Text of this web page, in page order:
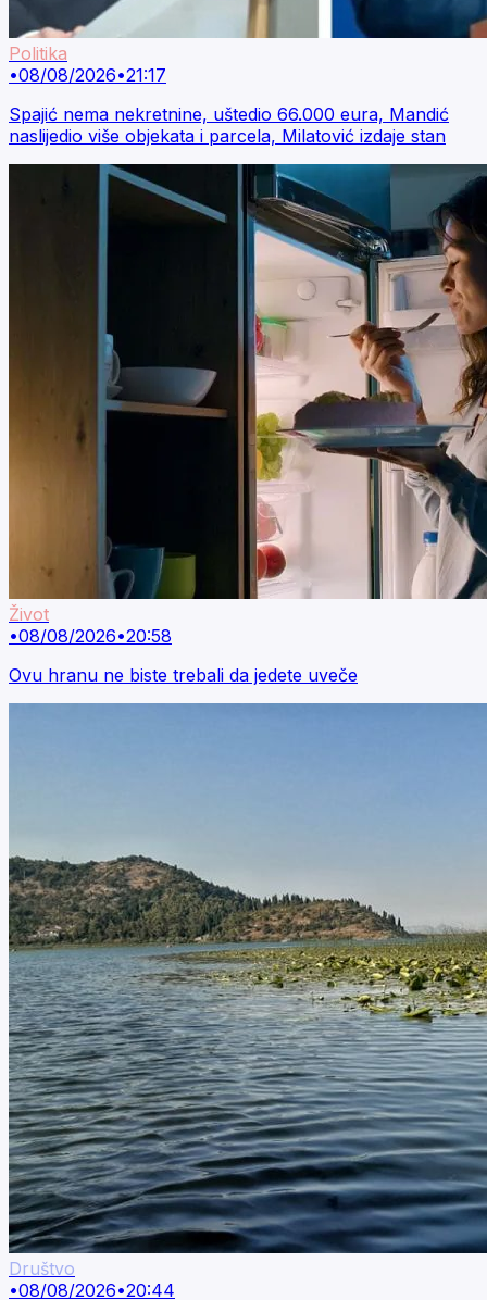
Politika
•08/08/2026•21:17
Spajić nema nekretnine, uštedio 66.000 eura, Mandić
naslijedio više objekata i parcela, Milatović izdaje stan
Život
•08/08/2026•20:58
Ovu hranu ne biste trebali da jedete uveče
Društvo
•08/08/2026•20:44